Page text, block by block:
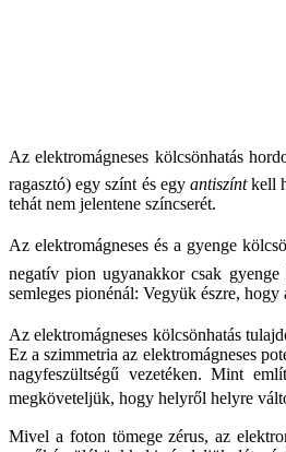
Az elektromágneses kölcsönhatás
ragasztó) egy színt és egy antiszíntkell
tehát nem jelentene színcserét.
Az elektromágneses és a gyenge
negatív pion ugyanakkor csak gyenge
semleges pionénál: Vegyük észre,
Az elektromágneses kölcsönhatás
Ez a szimmetria az elektromágneses
nagyfeszültségű vezetéken. Mint
megköveteljük, hogy helyről helyre
Mivel a foton tömege zérus, az